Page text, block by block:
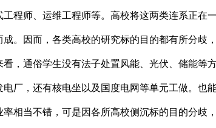
程师、运维工程师等。高校将这两类连系正在
。因而，各类高校的研究标的目的都有所分歧
，通俗学生没有法子处置风能、光伏、储能等
厂，还有核电坐以及国度电网等单元工做。也
相当不错，可是因各所高校侧沉标的目的分歧